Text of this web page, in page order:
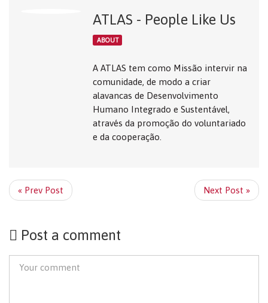
ATLAS - People Like Us
ABOUT
A ATLAS tem como Missão intervir na
comunidade, de modo a criar
alavancas de Desenvolvimento
Humano Integrado e Sustentável,
através da promoção do voluntariado
e da cooperação.
« Prev Post Next Post »
Post a comment